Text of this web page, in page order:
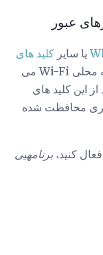
یا سایر کلید های
در استفاده از شبکه محلی Wi-Fi می
این کلید های
محافظت شده
کنید، برنامهیی